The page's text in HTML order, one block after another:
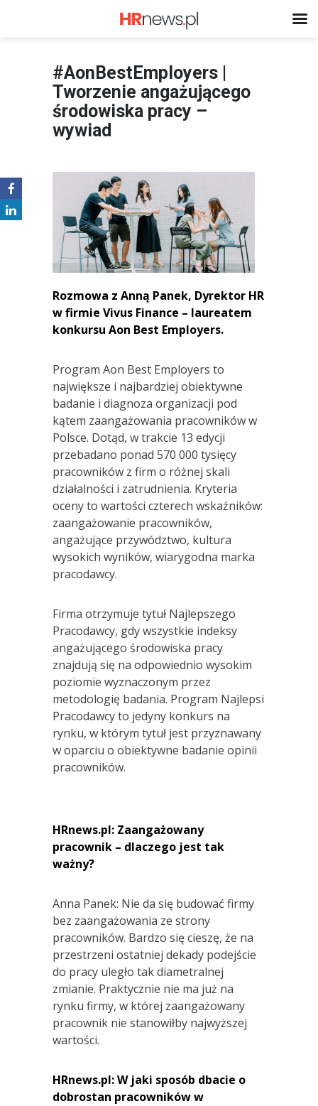
#AonBestEmployers |
Tworzenie angażującego
środowiska pracy –
wywiad
Rozmowa z Anną Panek, Dyrektor HR
w firmie Vivus Finance – laureatem
konkursu Aon Best Employers.
Program Aon Best Employers to
największe i najbardziej obiektywne
badanie i diagnoza organizacji pod
kątem zaangażowania pracowników w
Polsce. Dotąd, w trakcie 13 edycji
przebadano ponad 570 000 tysięcy
pracowników z firm o różnej skali
działalności i zatrudnienia. Kryteria
oceny to wartości czterech wskaźników:
zaangażowanie pracowników,
angażujące przywództwo, kultura
wysokich wyników, wiarygodna marka
pracodawcy.
Firma otrzymuje tytuł Najlepszego
Pracodawcy, gdy wszystkie indeksy
angażującego środowiska pracy
znajdują się na odpowiednio wysokim
poziomie wyznaczonym przez
metodologię badania. Program Najlepsi
Pracodawcy to jedyny konkurs na
rynku, w którym tytuł jest przyznawany
w oparciu o obiektywne badanie opinii
pracowników.
HRnews.pl: Zaangażowany
pracownik – dlaczego jest tak
ważny?
Anna Panek: Nie da się budować firmy
bez zaangażowania ze strony
pracowników. Bardzo się cieszę, że na
przestrzeni ostatniej dekady podejście
do pracy uległo tak diametralnej
zmianie. Praktycznie nie ma już na
rynku firmy, w której zaangażowany
pracownik nie stanowiłby najwyższej
wartości.
HRnews.pl: W jaki sposób dbacie o
dobrostan pracowników w